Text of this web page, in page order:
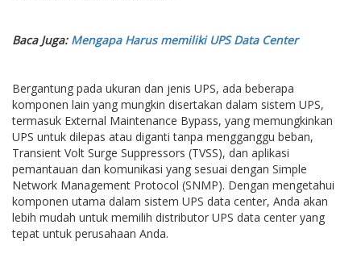
Baca Juga: Mengapa Harus memiliki UPS Data Center
Bergantung pada ukuran dan jenis UPS, ada beberapa
komponen lain yang mungkin disertakan dalam sistem UPS,
termasuk External Maintenance Bypass, yang memungkinkan
UPS untuk dilepas atau diganti tanpa mengganggu beban,
Transient Volt Surge Suppressors (TVSS), dan aplikasi
pemantauan dan komunikasi yang sesuai dengan Simple
Network Management Protocol (SNMP). Dengan mengetahui
komponen utama dalam sistem UPS data center, Anda akan
lebih mudah untuk memilih distributor UPS data center yang
tepat untuk perusahaan Anda.